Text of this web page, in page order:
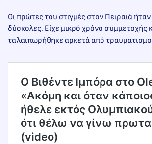
Οι πρώτες του στιγμές στον Πειραιά ήταν
δύσκολες. Είχε μικρό χρόνο συμμετοχής
ταλαιπωρήθηκε αρκετά από
O Βιθέντε Ιμπόρα στο
«Ακόμη και όταν
ήθελε εκτός
ότι θέλω να γίνω
(video)